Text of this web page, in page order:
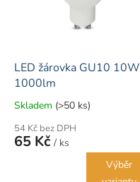
LED žárovka GU10 10W
1000lm
Průměrné
produktu
je
Skladem (>50 ks)
54 Kč bez DPH
65 Kč / ks
Výběr